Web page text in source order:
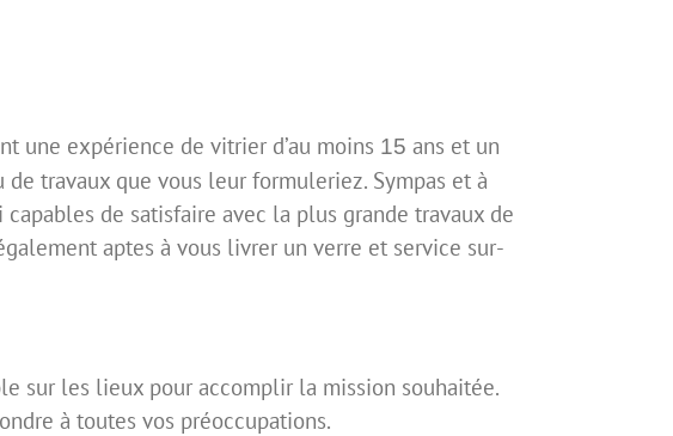
une expérience de vitrier d’au moins 15 ans et un
travaux que vous leur formuleriez. Sympas et à
de satisfaire avec la plus grande travaux de
aptes à vous livrer un verre et service sur-
sur les lieux pour accomplir la mission souhaitée.
à toutes vos préoccupations.